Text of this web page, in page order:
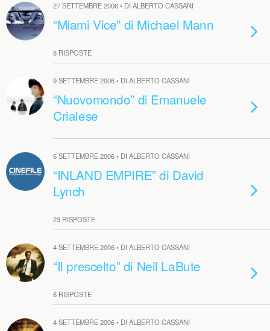
27 SETTEMBRE 2006 • DI ALBERTO CASSANI
“Miami Vice” di Michael Mann
8 RISPOSTE
9 SETTEMBRE 2006 • DI ALBERTO CASSANI
“Nuovomondo” di Emanuele
Crialese
6 SETTEMBRE 2006 • DI ALBERTO CASSANI
“INLAND EMPIRE” di David
Lynch
23 RISPOSTE
4 SETTEMBRE 2006 • DI ALBERTO CASSANI
“Il prescelto” di Neil LaBute
6 RISPOSTE
4 SETTEMBRE 2006 • DI ALBERTO CASSANI